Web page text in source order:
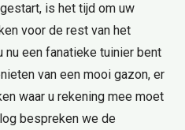
is het tijd om uw
voor de rest van het
nu een fanatieke tuinier bent
van een mooi gazon, er
waar u rekening mee moet
bespreken we de